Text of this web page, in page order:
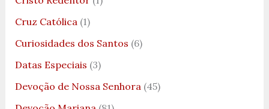
Cruz Católica(1)
Curiosidades dos Santos (6)
Datas Especiais (3)
Devoção de Nossa Senhora(45)